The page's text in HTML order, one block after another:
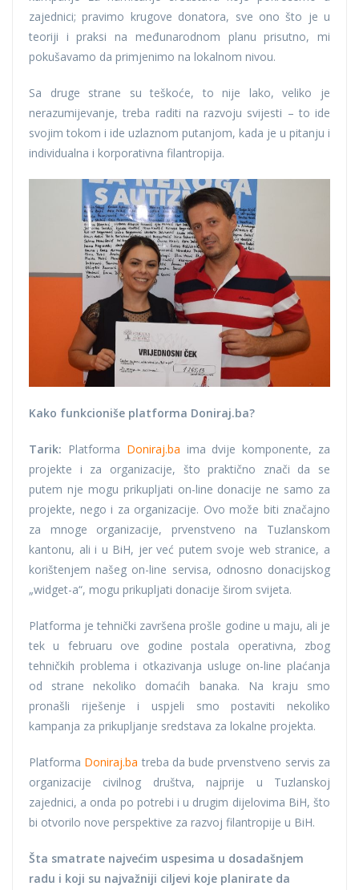
zajednici; pravimo krugove donatora, sve ono što je u
teoriji i praksi na međunarodnom planu prisutno, mi
pokušavamo da primjenimo na lokalnom nivou.
Sa druge strane su teškoće, to nije lako, veliko je
nerazumijevanje, treba raditi na razvoju svijesti – to ide
svojim tokom i ide uzlaznom putanjom, kada je u pitanju i
individualna i korporativna filantropija.
Kako funkcioniše platforma Doniraj.ba?
Tarik: Platforma Doniraj.ba ima dvije komponente, za
projekte i za organizacije, što praktično znači da se
putem nje mogu prikupljati on-line donacije ne samo za
projekte, nego i za organizacije. Ovo može biti značajno
za mnoge organizacije, prvenstveno na Tuzlanskom
kantonu, ali i u BiH, jer već putem svoje web stranice, a
korištenjem našeg on-line servisa, odnosno donacijskog
„widget-a“, mogu prikupljati donacije širom svijeta.
Platforma je tehnički završena prošle godine u maju, ali je
tek u februaru ove godine postala operativna, zbog
tehničkih problema i otkazivanja usluge on-line plaćanja
od strane nekoliko domaćih banaka. Na kraju smo
pronašli riješenje i uspjeli smo postaviti nekoliko
kampanja za prikupljanje sredstava za lokalne projekta.
Platforma Doniraj.ba treba da bude prvenstveno servis za
organizacije civilnog društva, najprije u Tuzlanskoj
zajednici, a onda po potrebi i u drugim dijelovima BiH, što
bi otvorilo nove perspektive za razvoj filantropije u BiH.
Šta smatrate najvećim uspesima u dosadašnjem
radu i koji su najvažniji ciljevi koje planirate da